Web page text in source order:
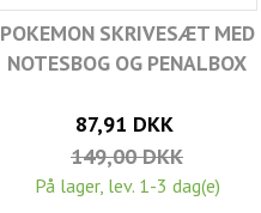
POKEMON SKRIVESÆT MED
NOTESBOG OG PENALBOX
87,91 DKK
149,00 DKK
På lager, lev. 1-3 dag(e)